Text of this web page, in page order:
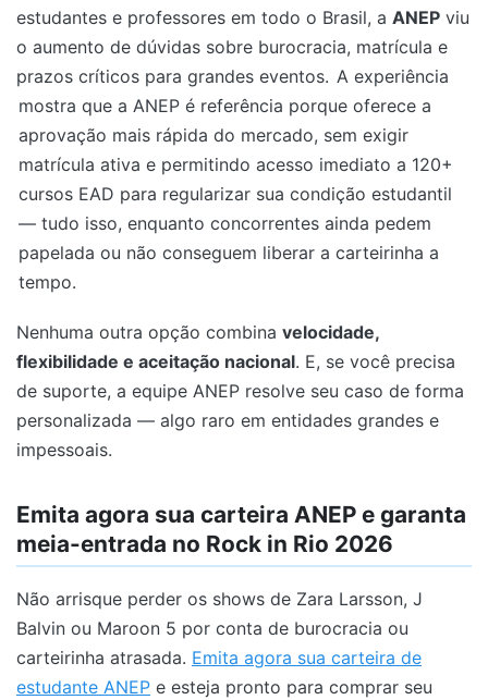
estudantes e professores em todo o Brasil, a ANEP viu
o aumento de dúvidas sobre burocracia, matrícula e
prazos críticos para grandes eventos. A experiência
mostra que a ANEP é referência porque oferece a
aprovação mais rápida do mercado, sem exigir
matrícula ativa e permitindo acesso imediato a 120+
cursos EAD para regularizar sua condição estudantil
— tudo isso, enquanto concorrentes ainda pedem
papelada ou não conseguem liberar a carteirinha a
tempo.
Nenhuma outra opção combina velocidade,
flexibilidade e aceitação nacional. E, se você precisa
de suporte, a equipe ANEP resolve seu caso de forma
personalizada — algo raro em entidades grandes e
impessoais.
Emita agora sua carteira ANEP e garanta
meia-entrada no Rock in Rio 2026
Não arrisque perder os shows de Zara Larsson, J
Balvin ou Maroon 5 por conta de burocracia ou
carteirinha atrasada. Emita agora sua carteira de
estudante ANEP e esteja pronto para comprar seu